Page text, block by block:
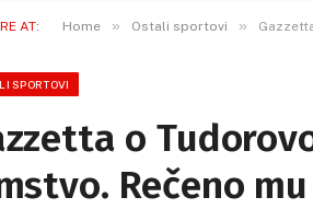
AT: Home » Ostali sportovi »
SPORTOVI
o
Rečeno